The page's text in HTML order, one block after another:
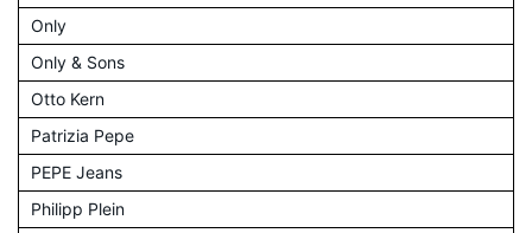
Only
Only & Sons
Otto Kern
Patrizia Pepe
PEPE Jeans
Philipp Plein